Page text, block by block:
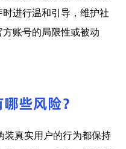
进行温和引导，维护社
账号的局限性或被动
些风险？
装真实用户的行为都保持